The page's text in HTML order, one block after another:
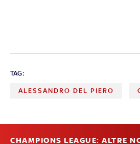
TAG:
ALESSANDRO DEL PIERO
CHAMPIONS LEAGUE: ALTRE